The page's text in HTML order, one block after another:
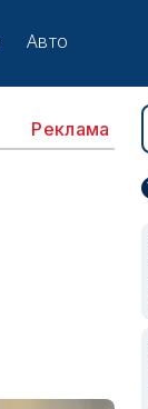
Авто
Реклама